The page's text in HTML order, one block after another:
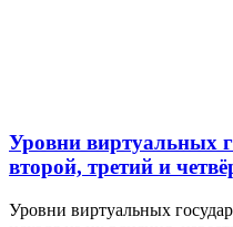
Уровни виртуальных
второй, третий и
Уровни виртуальных